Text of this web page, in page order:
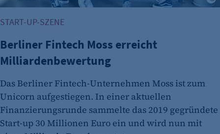
START-UP-SZENE
Berliner Fintech Moss erreicht
Milliardenbewertung
Das Berliner Fintech-Unternehmen Moss ist zum
Unicorn aufgestiegen. In einer aktuellen
Finanzierungsrunde sammelte das 2019 gegründete
Start-up 30 Millionen Euro ein und wird nun mit